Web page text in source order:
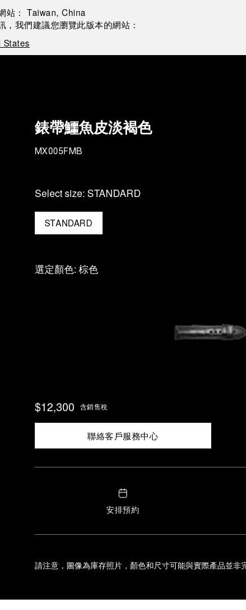
站： Taiwan, China
我們建議您瀏覽此版本的網站：
States
錶帶鱷魚皮淡褐色
MX005FMB
Select size: STANDARD
STANDARD
選定顏色: 棕色
$12,300 含銷售稅
聯絡客戶服務中心
安排預約
請注意，圖像為庫存照片，顏色和尺寸可能與實際產品並非